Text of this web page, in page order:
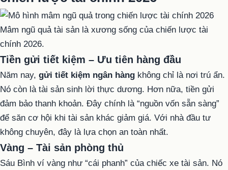
Mâm ngũ quả tài sản là xương sống của chiến lược tài
chính 2026.
Tiền gửi tiết kiệm – Ưu tiên hàng đầu
Năm nay, gửi tiết kiệm ngân hàng không chỉ là nơi trú ẩn.
Nó còn là tài sản sinh lời thực dương. Hơn nữa, tiền gửi
đảm bảo thanh khoản. Đây chính là “nguồn vốn sẵn sàng”
để săn cơ hội khi tài sản khác giảm giá. Với nhà đầu tư
không chuyên, đây là lựa chọn an toàn nhất.
Vàng – Tài sản phòng thủ
Sáu Bình ví vàng như “cái phanh” của chiếc xe tài sản. Nó